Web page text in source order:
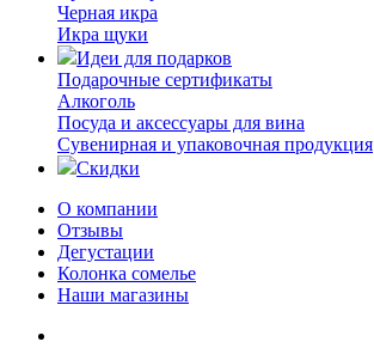
Черная икра
Икра щуки
Идеи для подарков
Подарочные сертификаты
Алкоголь
Посуда и аксессуары для вина
Сувенирная и упаковочная продукция
Скидки
О компании
Отзывы
Дегустации
Колонка сомелье
Наши магазины